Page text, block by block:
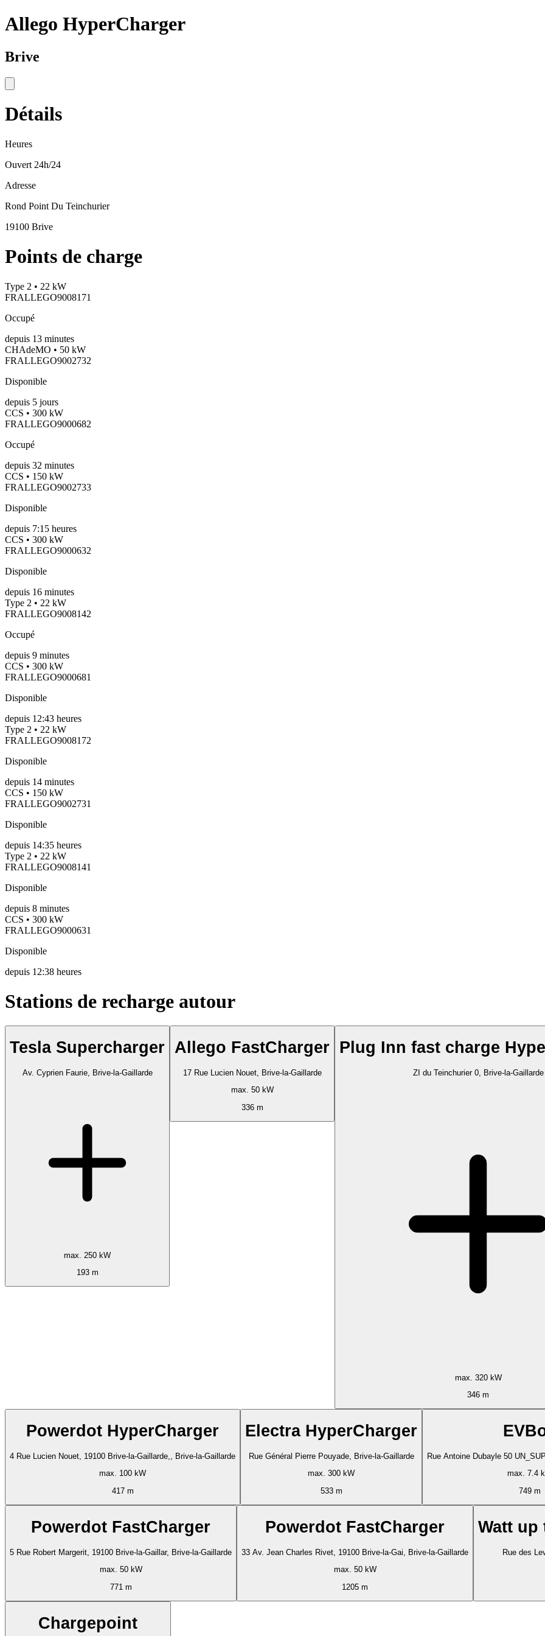
Allego HyperCharger
Brive
Détails
Heures
Ouvert 24h/24
Adresse
Rond Point Du Teinchurier
19100 Brive
Points de charge
Type 2 • 22 kW
FRALLEGO9008171
Occupé
depuis 13 minutes
CHAdeMO • 50 kW
FRALLEGO9002732
Disponible
depuis 5 jours
CCS • 300 kW
FRALLEGO9000682
Occupé
depuis 32 minutes
CCS • 150 kW
FRALLEGO9002733
Disponible
depuis 7:15 heures
CCS • 300 kW
FRALLEGO9000632
Disponible
depuis 16 minutes
Type 2 • 22 kW
FRALLEGO9008142
Occupé
depuis 9 minutes
CCS • 300 kW
FRALLEGO9000681
Disponible
depuis 12:43 heures
Type 2 • 22 kW
FRALLEGO9008172
Disponible
depuis 14 minutes
CCS • 150 kW
FRALLEGO9002731
Disponible
depuis 14:35 heures
Type 2 • 22 kW
FRALLEGO9008141
Disponible
depuis 8 minutes
CCS • 300 kW
FRALLEGO9000631
Disponible
depuis 12:38 heures
Stations de recharge autour
Tesla Supercharger
Av. Cyprien Faurie, Brive-la-Gaillarde
max. 250 kW
193 m
Allego FastCharger
17 Rue Lucien Nouet, Brive-la-Gaillarde
max. 50 kW
336 m
Plug Inn fast charge
ZI du Teinchurier 0, Brive-la-Gaillarde
max. 320 kW
346 m
Powerdot HyperCharger
4 Rue Lucien Nouet, 19100 Brive-la-Gaillarde,, Brive-la-Gaillarde
max. 100 kW
417 m
Electra HyperCharger
Rue Général Pierre Pouyade, Brive-la-Gaillarde
max. 300 kW
533 m
Rue Antoine Dubayle 50
max. 7.4
749 m
Powerdot FastCharger
5 Rue Robert Margerit, 19100 Brive-la-Gaillar, Brive-la-Gaillarde
max. 50 kW
771 m
Powerdot FastCharger
33 Av. Jean Charles Rivet, 19100 Brive-la-Gai, Brive-la-Gaillarde
max. 50 kW
1205 m
Watt up
Rue des
Chargepoint